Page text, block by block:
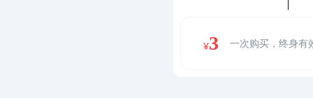
¥3 一次购买，终身有